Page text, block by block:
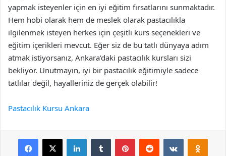
yapmak isteyenler için en iyi eğitim fırsatlarını sunmaktadır.
Hem hobi olarak hem de meslek olarak pastacılıkla
ilgilenmek isteyen herkes için çeşitli kurs seçenekleri ve
eğitim içerikleri mevcut. Eğer siz de bu tatlı dünyaya adım
atmak istiyorsanız, Ankara’daki pastacılık kursları sizi
bekliyor. Unutmayın, iyi bir pastacılık eğitimiyle sadece
tatlılar değil, hayalleriniz de gerçek olabilir!
Pastacılık Kursu Ankara
Facebook
X LinkedInTumblr PinterestReddit VKontakte